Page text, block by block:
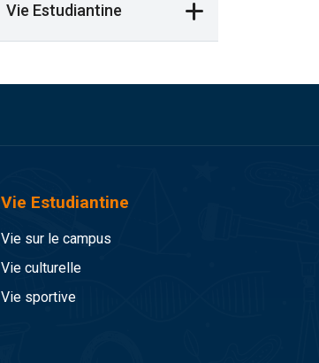
Vie Estudiantine
Vie Estudiantine
Vie sur le campus
Vie culturelle
Vie sportive